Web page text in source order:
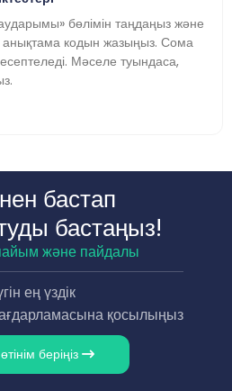
бөлімін таңдаңыз және
анықтама кодын жазыңыз. Сома
Мәселе туындаса,
бастап
бастаңыз!
және пайдалы
ең үздік
қосылыңыз
беріңіз